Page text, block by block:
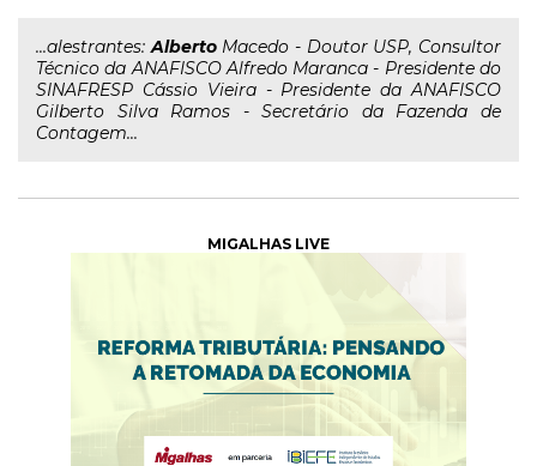
...alestrantes:AlbertoMacedo - Doutor USP, Consultor
Técnico da ANAFISCO Alfredo Maranca - Presidente do
SINAFRESP Cássio Vieira - Presidente da ANAFISCO
Gilberto Silva Ramos - Secretário da Fazenda de
Contagem...
MIGALHAS LIVE